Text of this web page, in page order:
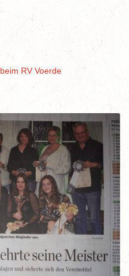
RV Voerde